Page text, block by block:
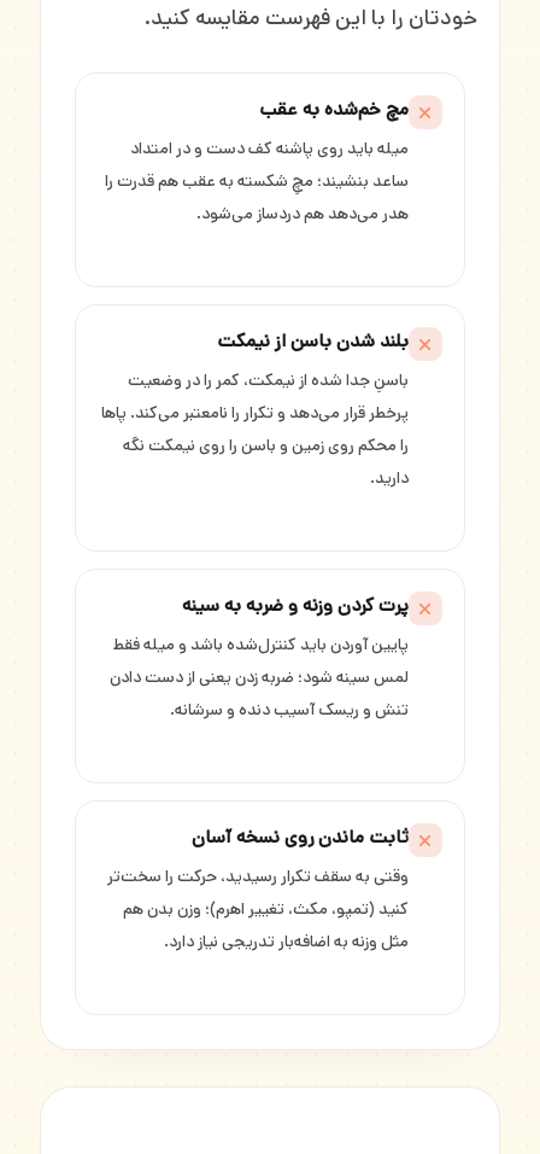
خودتان را با این فهرست مقایسه کنید.
مچ خم‌شده به عقب
میله باید روی پاشنه کف دست و در امتداد
ساعد بنشیند؛ مچِ شکسته به عقب هم قدرت را
هدر می‌دهد هم دردساز می‌شود.
بلند شدن باسن از نیمکت
باسنِ جدا شده از نیمکت، کمر را در وضعیت
پرخطر قرار می‌دهد و تکرار را نامعتبر می‌کند. پاها
را محکم روی زمین و باسن را روی نیمکت نگه
دارید.
پرت کردن وزنه و ضربه به سینه
پایین آوردن باید کنترل‌شده باشد و میله فقط
لمس سینه شود؛ ضربه زدن یعنی از دست دادن
تنش و ریسک آسیب دنده و سرشانه.
ثابت ماندن روی نسخه آسان
وقتی به سقف تکرار رسیدید، حرکت را سخت‌تر
کنید (تمپو، مکث، تغییر اهرم)؛ وزن بدن هم
مثل وزنه به اضافه‌بار تدریجی نیاز دارد.